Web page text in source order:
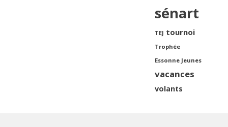
sénart
TEJ tournoi
Trophée
Essonne Jeunes
vacances
volants